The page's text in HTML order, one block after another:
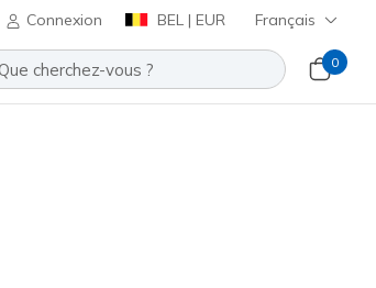
Connexion BEL | EUR Français
0